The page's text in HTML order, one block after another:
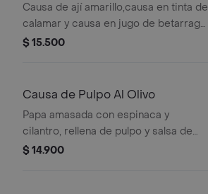
Causa de ají amarillo,causa en tinta de
calamar y causa en jugo de betarraga
con pulpo a la parrilla, camarones
$ 15.500
Causa de Pulpo Al Olivo
Papa amasada con espinaca y
cilantro, rellena de pulpo y salsa de
aceituna morada.
$ 14.900